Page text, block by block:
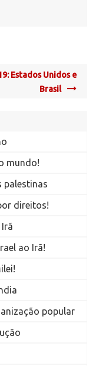
Estados Unidos e
Brasil
mundo!
palestinas
direitos!
ao Irã!
popular